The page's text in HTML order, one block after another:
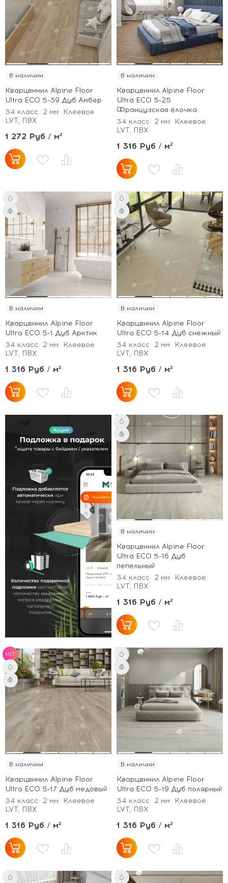
В наличии
Кварцвинил Alpine Floor
Ultra ECO 5-39 Дуб Амбер
34 класс
2 мм
Клеевое
LVT, ПВХ
1 272 Руб / м²
В наличии
Кварцвинил Alpine Floor
Ultra ECO 5-25
Французская ёлочка
34 класс
2 мм
Клеевое
LVT, ПВХ
1 316 Руб / м²
В наличии
Кварцвинил Alpine Floor
Ultra ECO 5-1 Дуб Арктик
34 класс
2 мм
Клеевое
LVT, ПВХ
1 316 Руб / м²
В наличии
Кварцвинил Alpine Floor
Ultra ECO 5-14 Дуб снежный
34 класс
2 мм
Клеевое
LVT, ПВХ
1 316 Руб / м²
В наличии
Кварцвинил Alpine Floor
Ultra ECO 5-16 Дуб
пепельный
34 класс
2 мм
Клеевое
LVT, ПВХ
1 316 Руб / м²
HIT
В наличии
Кварцвинил Alpine Floor
Ultra ECO 5-17 Дуб медовый
34 класс
2 мм
Клеевое
LVT, ПВХ
1 316 Руб / м²
В наличии
Кварцвинил Alpine Floor
Ultra ECO 5-19 Дуб полярный
34 класс
2 мм
Клеевое
LVT, ПВХ
1 316 Руб / м²